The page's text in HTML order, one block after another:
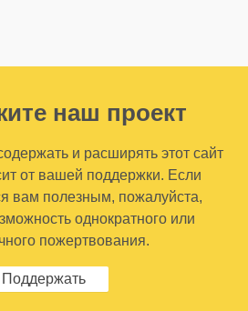
наш проект
и расширять этот сайт
от вашей поддержки. Если
вам полезным, пожалуйста,
однократного или
пожертвования.
Поддержать